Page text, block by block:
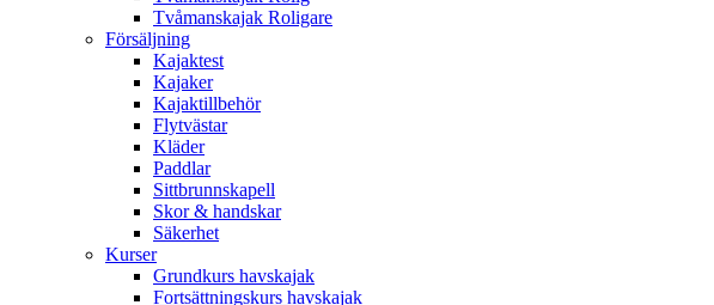
Tvåmanskajak Roligare
Försäljning
Kajaktest
Kajaker
Kajaktillbehör
Flytvästar
Kläder
Paddlar
Sittbrunnskapell
Skor & handskar
Säkerhet
Kurser
Grundkurs havskajak
Fortsättningskurs havskajak